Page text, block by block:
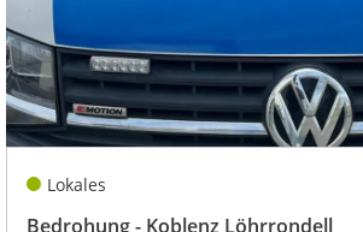
Lokales
Bedrohung - Koblenz Löhrrondell